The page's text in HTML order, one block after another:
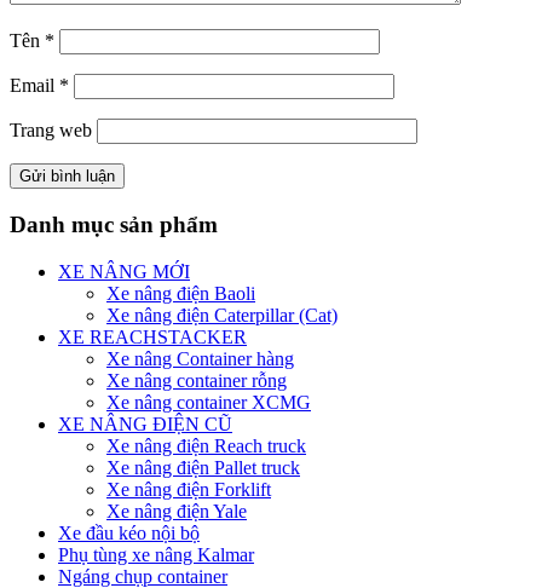
Tên *
Email *
Trang web
Danh mục sản phẩm
XE NÂNG MỚI
Xe nâng điện Baoli
Xe nâng điện Caterpillar (Cat)
XE REACHSTACKER
Xe nâng Container hàng
Xe nâng container rỗng
Xe nâng container XCMG
XE NÂNG ĐIỆN CŨ
Xe nâng điện Reach truck
Xe nâng điện Pallet truck
Xe nâng điện Forklift
Xe nâng điện Yale
Xe đầu kéo nội bộ
Phụ tùng xe nâng Kalmar
Ngáng chụp container